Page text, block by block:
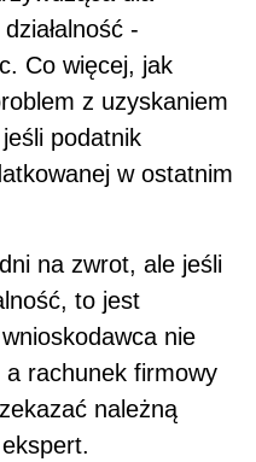
-
Co więcej, jak
z uzyskaniem
podatnik
w ostatnim
na zwrot, ale jeśli
to jest
nie
a rachunek firmowy
należną